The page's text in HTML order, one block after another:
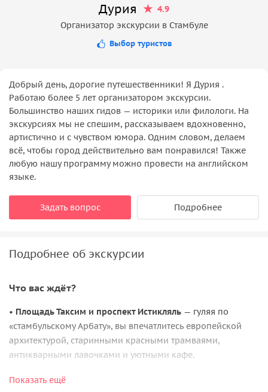
Дурия
4.9
Организатор экскурсии в Стамбуле
Выбор туристов
Добрый день, дорогие путешественники! Я Дурия .
Работаю более 5 лет организатором экскурсии.
Большинство наших гидов — историки или филологи. На
экскурсиях мы не спешим, рассказываем вдохновенно,
артистично и с чувством юмора. Одним словом, делаем
всё, чтобы город действительно вам понравился! Также
любую нашу программу можно провести на английском
языке.
Задать вопрос Подробнее
Подробнее об экскурсии
Что вас ждёт?
• Площадь Таксим и проспект Истикляль — гуляя по
«стамбульскому Арбату», вы впечатлитесь европейской
архитектурой, старинными красными трамваями,
антикварными лавочками и уютными кафе.
•Галатская башня
Показать ещё